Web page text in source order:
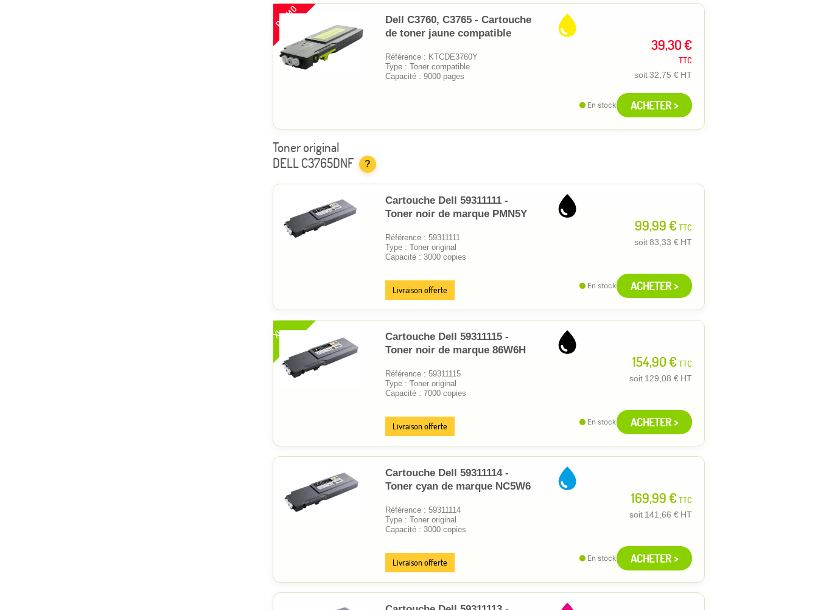
PROMO
Dell C3760, C3765 - Cartouche
de toner jaune compatible
Référence : KTCDE3760Y
Type : Toner compatible
Capacité : 9000 pages
39,30 €
TTC
soit32,75 € HT
En stock ACHETER >
Toner original
DELL C3765DNF
?
Cartouche Dell 59311111 -
Toner noir de marque PMN5Y
Référence : 59311111
Type : Toner original
Capacité : 3000 copies
99,99 €TTC
soit83,33 € HT
Livraison offerte En stock ACHETER >
XL
Cartouche Dell 59311115 -
Toner noir de marque 86W6H
Référence : 59311115
Type : Toner original
Capacité : 7000 copies
154,90 €TTC
soit 129,08 € HT
Livraison offerte En stock ACHETER >
Cartouche Dell 59311114 -
Toner cyan de marque NC5W6
Référence : 59311114
Type : Toner original
Capacité : 3000 copies
169,99 €TTC
soit 141,66 € HT
Livraison offerte En stock ACHETER >